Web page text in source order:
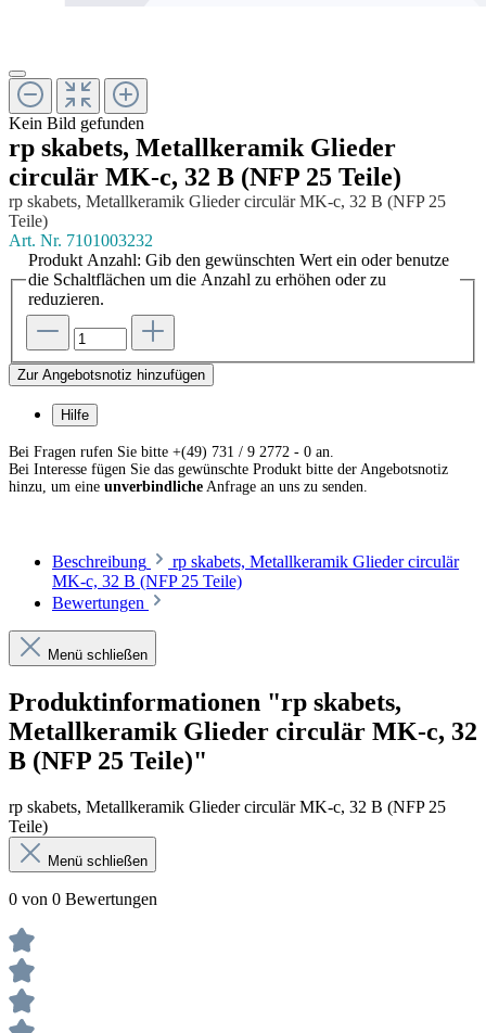
Kein Bild gefunden
rp skabets, Metallkeramik Glieder
circulär MK-c, 32 B (NFP 25 Teile)
rp skabets, Metallkeramik Glieder circulär MK-c, 32 B (NFP 25
Teile)
Art. Nr. 7101003232
Produkt Anzahl: Gib den gewünschten Wert ein oder benutze
die Schaltflächen um die Anzahl zu erhöhen oder zu
reduzieren.
Zur Angebotsnotiz hinzufügen
Hilfe
Bei Fragen rufen Sie bitte +(49) 731 / 9 2772 - 0 an.
Bei Interesse fügen Sie das gewünschte Produkt bitte der Angebotsnotiz
hinzu, um eine unverbindliche Anfrage an uns zu senden.
Beschreibung
rp skabets, Metallkeramik Glieder circulär
MK-c, 32 B (NFP 25 Teile)
Bewertungen
Menü schließen
Produktinformationen "rp skabets,
Metallkeramik Glieder circulär MK-c, 32
B (NFP 25 Teile)"
rp skabets, Metallkeramik Glieder circulär MK-c, 32 B (NFP 25
Teile)
Menü schließen
0 von 0 Bewertungen